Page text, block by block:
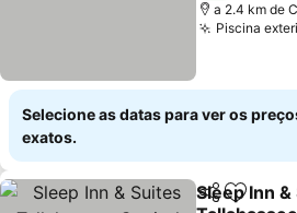
a 2.4 km de
Piscina
Selecione as datas para ver os
exatos.
Partilhar
Sleep Inn